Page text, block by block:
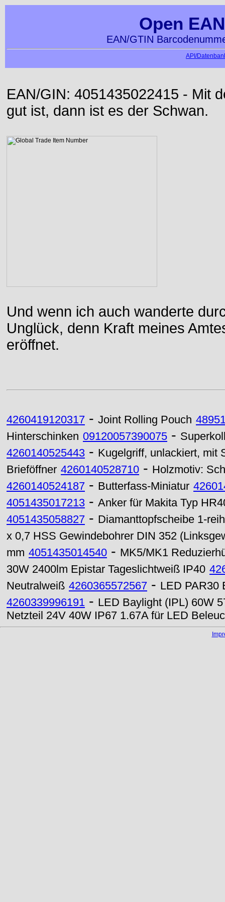
Open
EAN/GTIN
API/
EAN/GIN: 4051435022415 - Mit
gut ist, dann ist es der Schwan.
Und wenn ich auch wanderte
Unglück, denn Kraft meines
eröffnet.
4260419120317 - Joint Rolling Pouch
Hinterschinken 09120057390075 -
4260140525443 - Kugelgriff, unlackiert, mit
Brieföffner 4260140528710 - Holzmotiv:
4260140524187 - Butterfass-Miniatur
4051435017213 - Anker für Makita Typ
4051435058827 - Diamanttopfscheibe 1-
x 0,7 HSS Gewindebohrer DIN 352
mm 4051435014540 - MK5/MK1
30W 2400lm Epistar Tageslichtweiß IP40
Neutralweiß 4260365572567 - LED PAR30
4260339996191 - LED Baylight (IPL) 60W
Netzteil 24V 40W IP67 1.67A für LED